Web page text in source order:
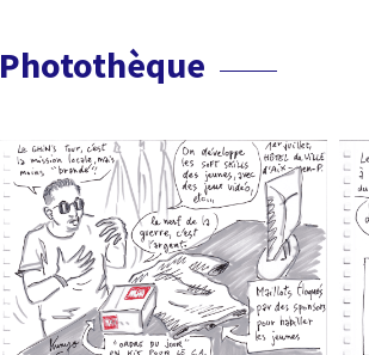
Photothèque